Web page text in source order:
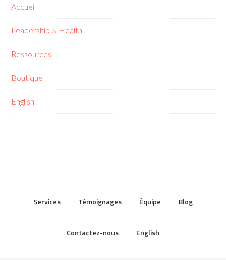
Accueil
Leadership & Health
Ressources
Boutique
English
Services Témoignages Équipe Blog
Contactez-nous English